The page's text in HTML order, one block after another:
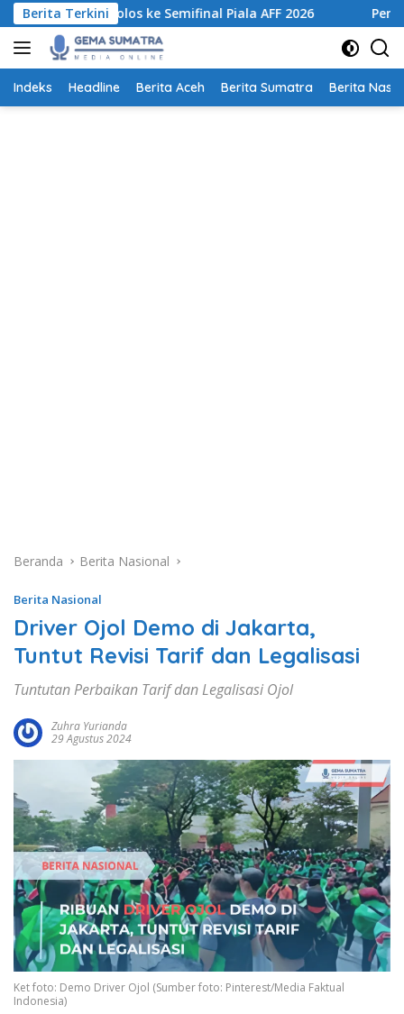
Langsung
ke
konten
Berita Terkini
Lolos ke Semifinal Piala AFF 2026 Pemprov Sumut
Indeks Headline Berita Aceh Berita Sumatra Berita
Beranda Berita Nasional
Berita Nasional
Driver Ojol Demo di Jakarta,
Tuntut Revisi Tarif dan Legalisasi
Tuntutan Perbaikan Tarif dan Legalisasi Ojol
Zuhra Yurianda
29 Agustus 2024
Ket foto: Demo Driver Ojol (Sumber foto: Pinterest/Media Faktual
Indonesia)